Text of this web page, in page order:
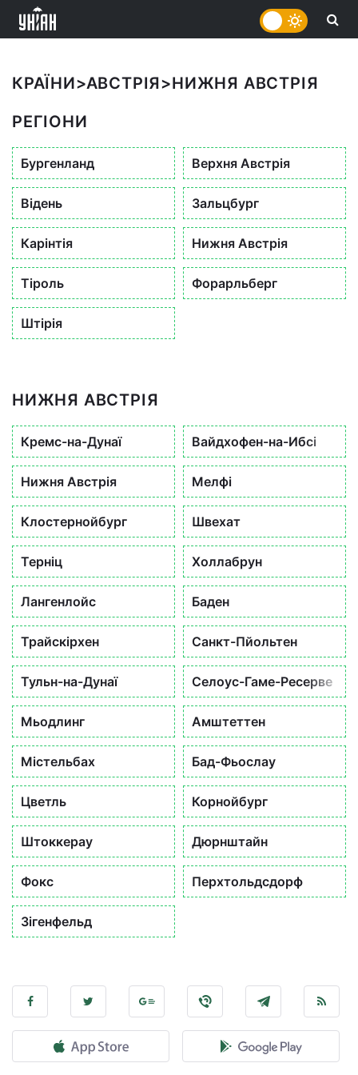
КРАЇНИ>АВСТРІЯ>НИЖНЯ АВСТРІЯ
РЕГІОНИ
Бургенланд Верхня Австрія
Відень Зальцбург
Карінтія Нижня Австрія
Тіроль Форарльберг
Штірія
НИЖНЯ АВСТРІЯ
Кремс-на-Дунаї Вайдхофен-на-Ибсі
Нижня Австрія Мелфі
Клостернойбург Швехат
Терніц Холлабрун
Лангенлойс Баден
Трайскірхен Санкт-Пйольтен
Тульн-на-Дунаї Селоус-Гаме-Ресерве
Мьодлинг Амштеттен
Містельбах Бад-Фьослау
Цветль Корнойбург
Штоккерау Дюрнштайн
Фокс Перхтольдсдорф
Зігенфельд